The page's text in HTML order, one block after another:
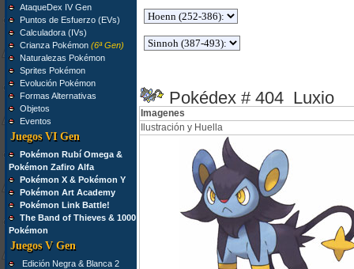
AtaqueDex IV Gen
Puntos de Esfuerzo (EVs)
Calculadora (IVs)
Crianza Pokémon (6ª Gen)
Naturalezas Pokémon
Sprites Pokémon
Evolución Pokémon
Formas Alternativas
Objetos
Eventos
Juegos VI Gen
Pokémon Rubí Omega &
Pokémon Zafiro Alfa
Pokémon X & Pokémon Y
Pokémon Art Academy
Pokémon Link Battle!
The Band of Thieves & 1000
Pokémon
Juegos V Gen
Edición Negra & Blanca 2
Pokédex # 404 Luxio
Imagenes
Ilustración y Huella